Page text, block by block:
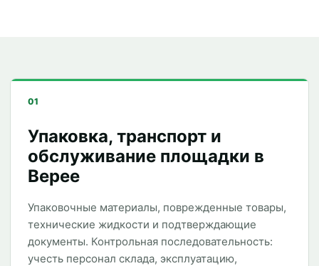
01
Упаковка, транспорт и
обслуживание площадки в
Верее
Упаковочные материалы, поврежденные товары,
технические жидкости и подтверждающие
документы. Контрольная последовательность:
учесть персонал склада, эксплуатацию,